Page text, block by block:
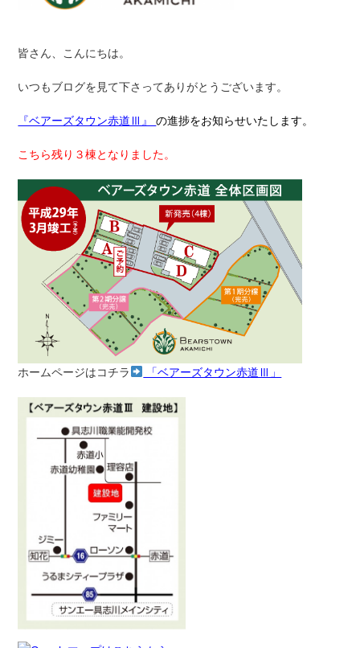
皆さん、こんにちは。
いつもブログを見て下さってありがとうございます。
『ベアーズタウン赤道Ⅲ』の進捗をお知らせいたします。
こちら残り３棟となりました。
ホームページはコチラ 「ベアーズタウン赤道Ⅲ」